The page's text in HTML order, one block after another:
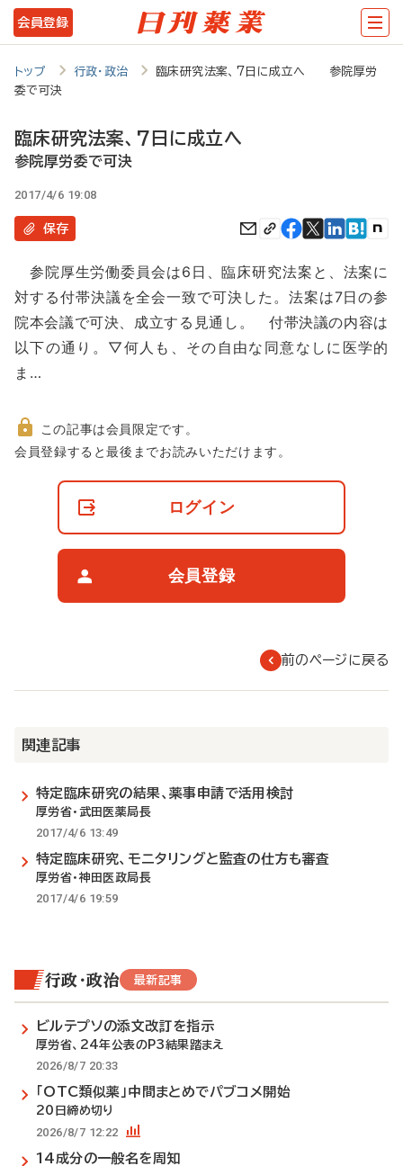
メ
イ
コ
テ
ツ
に
動
会員登録
トップ 行政・政治
臨床研究法案、7日に成立へ 参院厚労
委で可決
臨床研究法案、7日に成立へ
参院厚労委で可決
2017/4/6 19:08
保存
参院厚生労働委員会は6日、臨床研究法案と、法案に
対する付帯決議を全会一致で可決した。法案は7日の参
院本会議で可決、成立する見通し。 付帯決議の内容は
以下の通り。▽何人も、その自由な同意なしに医学的
ま…
非
この記事は会員限定です。
会員登録すると最後までお読みいただけます。
ログイン
会員登録
前のページに戻る
関連記事
特定臨床研究の結果、薬事申請で活用検討
厚労省・武田医薬局長
2017/4/6 13:49
特定臨床研究、モニタリングと監査の仕方も審査
厚労省・神田医政局長
2017/4/6 19:59
行政・政治 最新記事
ビルテプソの添文改訂を指示
厚労省、24年公表のP3結果踏まえ
2026/8/7 20:33
「OTC類似薬」中間まとめでパブコメ開始
20日締め切り
2026/8/7 12:22
14成分の一般名を周知